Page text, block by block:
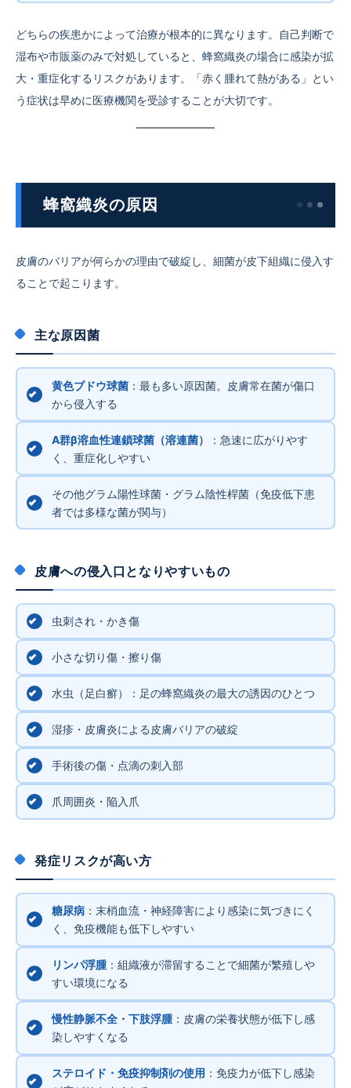
どちらの疾患かによって治療が根本的に異なります。自己判断で
湿布や市販薬のみで対処していると、蜂窩織炎の場合に感染が拡
大・重症化するリスクがあります。「赤く腫れて熱がある」とい
う症状は早めに医療機関を受診することが大切です。
蜂窩織炎の原因
皮膚のバリアが何らかの理由で破綻し、細菌が皮下組織に侵入す
ることで起こります。
主な原因菌
黄色ブドウ球菌：最も多い原因菌。皮膚常在菌が傷口
から侵入する
A群β溶血性連鎖球菌（溶連菌）
：急速に広がりやす
く、重症化しやすい
その他グラム陽性球菌・グラム陰性桿菌（免疫低下患
者では多様な菌が関与）
皮膚への侵入口となりやすいもの
虫刺され・かき傷
小さな切り傷・擦り傷
水虫（足白癬）：足の蜂窩織炎の最大の誘因のひとつ
湿疹・皮膚炎による皮膚バリアの破綻
手術後の傷・点滴の刺入部
爪周囲炎・陥入爪
発症リスクが高い方
糖尿病：末梢血流・神経障害により感染に気づきにく
く、免疫機能も低下しやすい
リンパ浮腫：組織液が滞留することで細菌が繁殖しや
すい環境になる
慢性静脈不全・下肢浮腫：皮膚の栄養状態が低下し感
染しやすくなる
ステロイド・免疫抑制剤の使用 ：免疫力が低下し感染